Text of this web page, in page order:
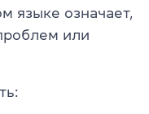
языке означает,
или